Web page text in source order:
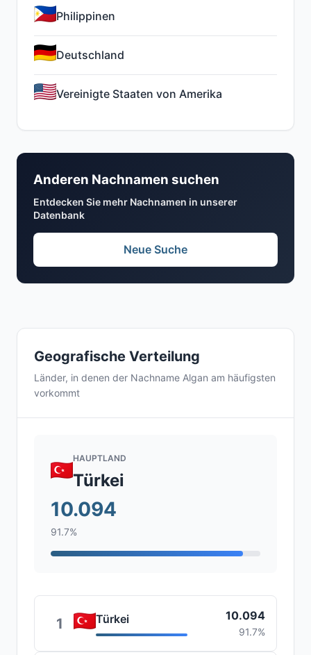
Geografische Verteilung
Länder, in denen der Nachname Algan am häufigsten
vorkommt
HAUPTLAND
Türkei
10.094
91.7%
1 Türkei 10.094
91.7%
Philippinen
Deutschland
Vereinigte Staaten von Amerika
Anderen Nachnamen suchen
Entdecken Sie mehr Nachnamen in unserer
Datenbank
Neue Suche